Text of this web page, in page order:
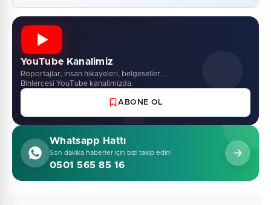
YouTube Kanalimiz
Roportajlar, insan hikayeleri, belgeseller...
Binlercesi YouTube kanalimizda.
ABONE OL
Whatsapp Hattı
Son dakika haberler için bizi takip edin!
0501 565 85 16